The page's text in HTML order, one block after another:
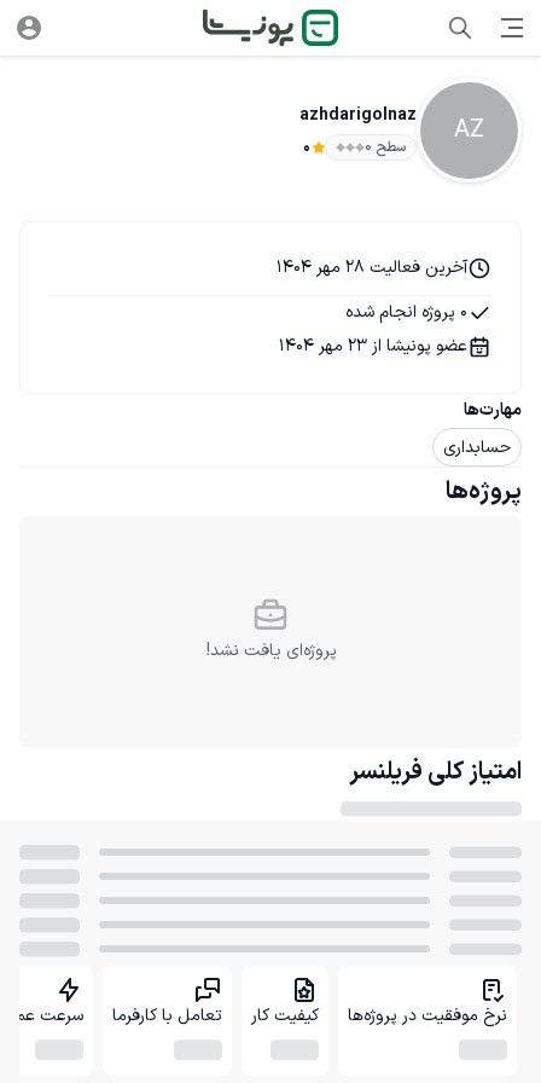
AZ
azhdarigolnaz
سطح ۰ 0
مهارت‌ها
حسابداری
آخرین فعالیت 28 مهر 1404
0 پروژه انجام شده
عضو پونیشا از 23 مهر 1404
پروژه‌ها
پروژه‌ای یافت نشد!
امتیاز کلی فریلنسر
نرخ موفقیت در پروژه‌ها کیفیت کار تعامل با کارفرما سرعت عمل